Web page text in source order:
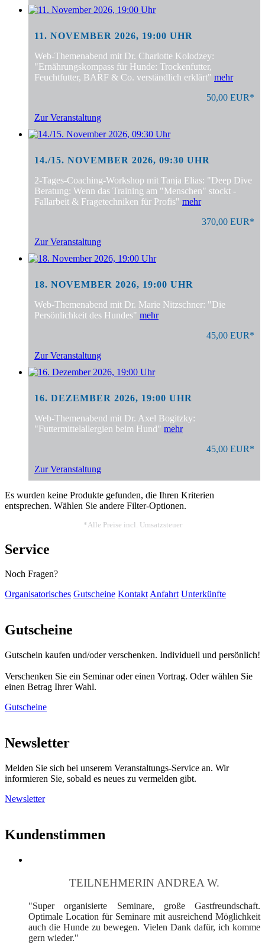
11. NOVEMBER 2026, 19:00 UHR
Web-Themenabend mit Dr. Charlotte Kolodzey:
"Ernährungskompass für Hunde: Trockenfutter,
Feuchtfutter, BARF & Co. verständlich erklärt" mehr
50,00 EUR*
Zur Veranstaltung
14./15. NOVEMBER 2026, 09:30 UHR
2-Tages-Coaching-Workshop mit Tanja Elias: "Deep Dive
Beratung: Wenn das Training am "Menschen" stockt -
Fallarbeit & Fragetechniken für Profis" mehr
370,00 EUR*
Zur Veranstaltung
18. NOVEMBER 2026, 19:00 UHR
Web-Themenabend mit Dr. Marie Nitzschner: "Die
Persönlichkeit des Hundes" mehr
45,00 EUR*
Zur Veranstaltung
16. DEZEMBER 2026, 19:00 UHR
Web-Themenabend mit Dr. Axel Bogitzky:
"Futtermittelallergien beim Hund" mehr
45,00 EUR*
Zur Veranstaltung
Es wurden keine Produkte gefunden, die Ihren Kriterien
entsprechen. Wählen Sie andere Filter-Optionen.
*Alle Preise incl. Umsatzsteuer
Service
Noch Fragen?
Organisatorisches Gutscheine KontaktAnfahrt Unterkünfte
Gutscheine
Gutschein kaufen und/oder verschenken. Individuell und persönlich!
Verschenken Sie ein Seminar oder einen Vortrag. Oder wählen Sie
einen Betrag Ihrer Wahl.
Gutscheine
Newsletter
Melden Sie sich bei unserem Veranstaltungs-Service an. Wir
informieren Sie, sobald es neues zu vermelden gibt.
Newsletter
Kundenstimmen
TEILNEHMERIN ANDREA W.
"Super organisierte Seminare, große Gastfreundschaft.
Optimale Location für Seminare mit ausreichend Möglichkeit
auch die Hunde zu bewegen. Vielen Dank dafür, ich komme
gern wieder."